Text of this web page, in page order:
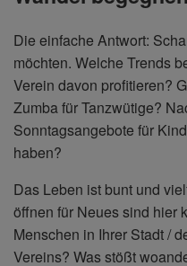
Die einfache Antwort:
möchten. Welche Trends
Verein davon profitieren?
Zumba für Tanzwütige?
Sonntagsangebote für
haben?
Das Leben ist bunt und
öffnen für Neues sind hier
Menschen in Ihrer Stadt /
Vereins? Was stößt